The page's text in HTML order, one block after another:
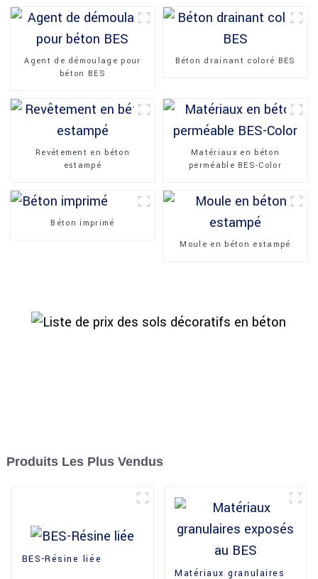
Agent de démoulage pour
béton BES
Béton drainant coloré BES
Revêtement en béton
estampé
Matériaux en béton
perméable BES-Color
Béton imprimé
Moule en béton estampé
Produits Les Plus Vendus
BES-Résine liée
Matériaux granulaires